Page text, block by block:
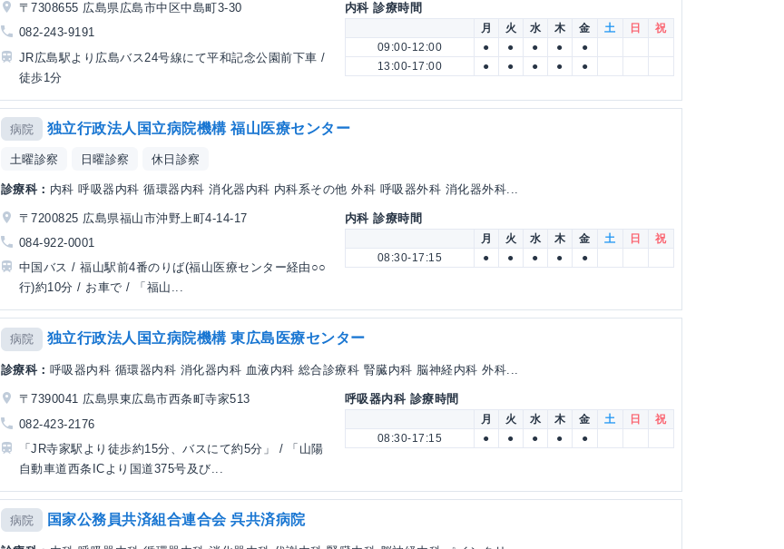
〒7308655 広島県広島市中区中島町3-30
082-243-9191
JR広島駅より広島バス24号線にて平和記念公園前下車 /
徒歩1分
内科 診療時間
月 火 水 木 金 土 日
祝
09:00-12:00
● ● ● ●
●
13:00-17:00
● ● ● ● ●
病院 独立行政法人国立病院機構 福山医療センター
土曜診察 日曜診察 休日診察
診療科： 内科 呼吸器内科 循環器内科 消化器内科 内科系その他 外科 呼吸器外科 消化器外科...
〒7200825 広島県福山市沖野上町4-14-17
084-922-0001
中国バス / 福山駅前4番のりば(福山医療センター経由○○
行)約10分 / お車で / 「福山...
内科 診療時間
月 火 水 木 金 土 日
祝
08:30-17:15
● ● ● ● ●
病院 独立行政法人国立病院機構 東広島医療センター
診療科： 呼吸器内科 循環器内科 消化器内科 血液内科 総合診療科 腎臓内科 脳神経内科 外科...
〒7390041 広島県東広島市西条町寺家513
082-423-2176
「JR寺家駅より徒歩約15分、バスにて約5分」 / 「山陽
自動車道西条ICより国道375号及び...
呼吸器内科 診療時間
月 火 水 木 金 土 日
祝
08:30-17:15
● ● ● ● ●
病院 国家公務員共済組合連合会 呉共済病院